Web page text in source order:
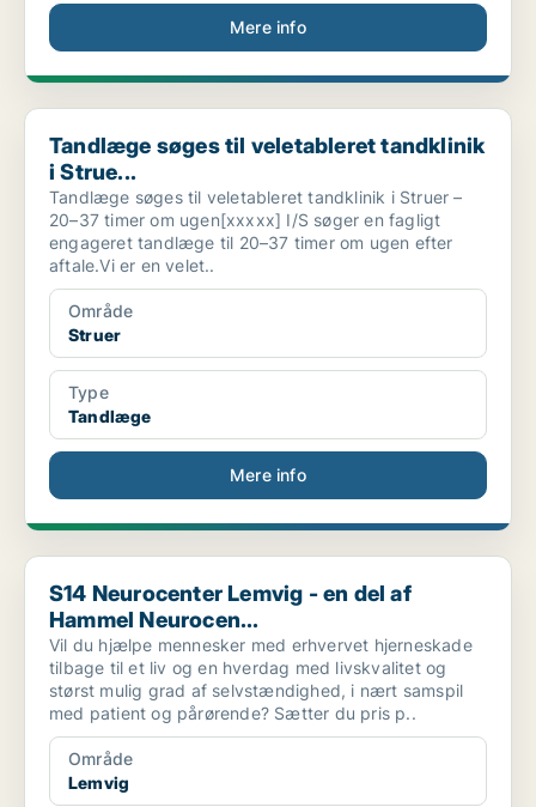
Mere info
Tandlæge søges til veletableret tandklinik i Strue...
Tandlæge søges til veletableret tandklinik
i Strue...
Tandlæge søges til veletableret tandklinik i Struer –
20–37 timer om ugen[xxxxx] I/S søger en fagligt
engageret tandlæge til 20–37 timer om ugen efter
aftale.Vi er en velet..
Område
Struer
Type
Tandlæge
Mere info
S14 Neurocenter Lemvig - en del af Hammel Neurocen...
S14 Neurocenter Lemvig - en del af
Hammel Neurocen...
Vil du hjælpe mennesker med erhvervet hjerneskade
tilbage til et liv og en hverdag med livskvalitet og
størst mulig grad af selvstændighed, i nært samspil
med patient og pårørende? Sætter du pris p..
Område
Lemvig